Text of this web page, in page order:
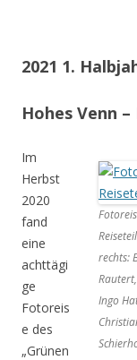
2021 1.
Hohes Venn –
rechts:
Ingo
Im
Herbst
2020
fand
eine
achttägi
ge
Fotoreis
e des
„Grünen